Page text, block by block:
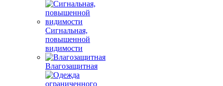
Сигнальная,
повышенной
видимости
Влагозащитная